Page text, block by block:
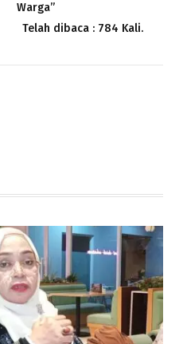
Warga”
Telah dibaca : 784 Kali.